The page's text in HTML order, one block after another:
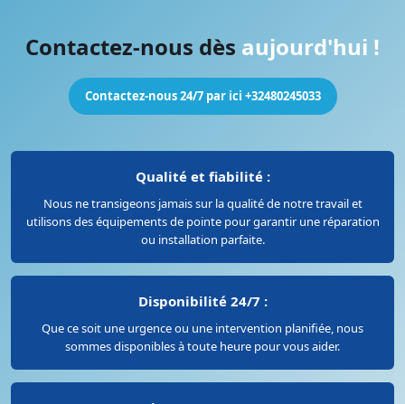
Contactez-nous dès aujourd'hui !
Contactez-nous 24/7 par ici +32480245033
Qualité et fiabilité :
Nous ne transigeons jamais sur la qualité de notre travail et
utilisons des équipements de pointe pour garantir une réparation
ou installation parfaite.
Disponibilité 24/7 :
Que ce soit une urgence ou une intervention planifiée, nous
sommes disponibles à toute heure pour vous aider.